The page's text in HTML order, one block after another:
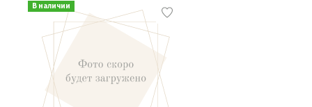
В наличии